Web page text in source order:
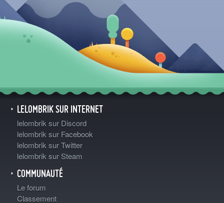
LELOMBRIK SUR INTERNET
lelombrik sur Discord
lelombrik sur Facebook
lelombrik sur Twitter
lelombrik sur Steam
COMMUNAUTÉ
Le forum
Classement